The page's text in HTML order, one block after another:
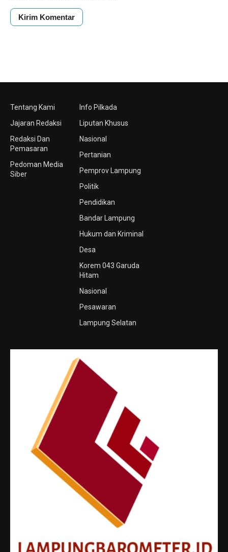
Tentang Kami
Jajaran Redaksi
Redaksi Dan
Pemasaran
Pedoman Media
Siber
Info Pilkada
Liputan Khusus
Nasional
Pertanian
Pemprov Lampung
Politik
Pendidikan
Bandar Lampung
Hukum dan Kriminal
Desa
Korem 043 Garuda
Hitam
Nasional
Pesawaran
Lampung Selatan